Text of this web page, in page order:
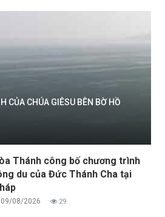
CỦA CHÚA GIÊSU BÊN BỜ HỒ
Thánh công bố chương trình
du của Đức Thánh Cha tại
09/08/2026 29